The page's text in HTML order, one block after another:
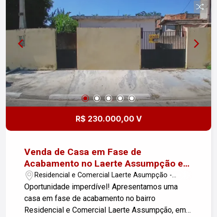
atividades diárias. - 1 Vaga de Garagem Coberta:
Proteção e segurança para seu veículo.
Diferenciais: - Localização tranquila, próxima a
comércios, escolas e transporte público. - Aceita
financiamento, facilitando a realização do seu
sonho da casa própria. Não perca essa
oportunidade! Agende uma visita e venha
conhecer seu novo lar no Jardim Regina.
R$ 230.000,00 V
Venda de Casa em Fase de
Acabamento no Laerte Assumpção em
Pindamonhangaba/SP
Residencial e Comercial Laerte Asumpção -
Pindamonhangaba/SP
Oportunidade imperdível! Apresentamos uma
casa em fase de acabamento no bairro
Residencial e Comercial Laerte Assumpção, em